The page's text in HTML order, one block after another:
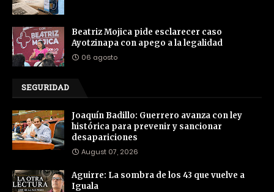
Beatriz Mojica pide esclarecer caso
Ayotzinapa con apego a la legalidad
06 agosto
SEGURIDAD
Joaquín Badillo: Guerrero avanza con ley
histórica para prevenir y sancionar
desapariciones
August 07, 2026
Aguirre: La sombra de los 43 que vuelve a
Iguala